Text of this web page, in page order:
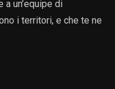
un’equipe di
i territori, e che te ne